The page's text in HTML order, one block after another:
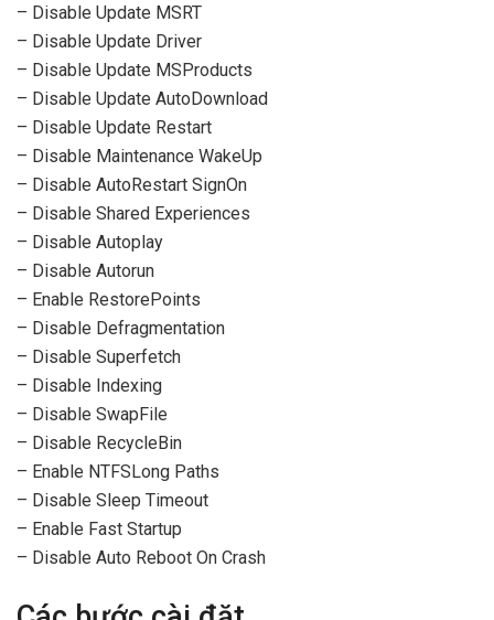
– Disable Update MSRT
– Disable Update Driver
– Disable Update MSProducts
– Disable Update AutoDownload
– Disable Update Restart
– Disable Maintenance WakeUp
– Disable AutoRestart SignOn
– Disable Shared Experiences
– Disable Autoplay
– Disable Autorun
– Enable RestorePoints
– Disable Defragmentation
– Disable Superfetch
– Disable Indexing
– Disable SwapFile
– Disable RecycleBin
– Enable NTFSLong Paths
– Disable Sleep Timeout
– Enable Fast Startup
– Disable Auto Reboot On Crash